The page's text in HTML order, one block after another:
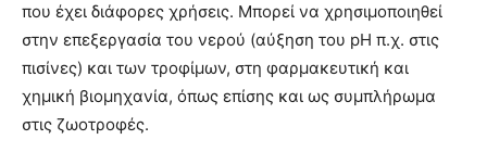
που έχει διάφορες χρήσεις. Μπορεί να χρησιμοποιηθεί
στην επεξεργασία του νερού (αύξηση του pH π.χ. στις
πισίνες) και των τροφίμων, στη φαρμακευτική και
χημική βιομηχανία, όπως επίσης και ως συμπλήρωμα
στις ζωοτροφές.